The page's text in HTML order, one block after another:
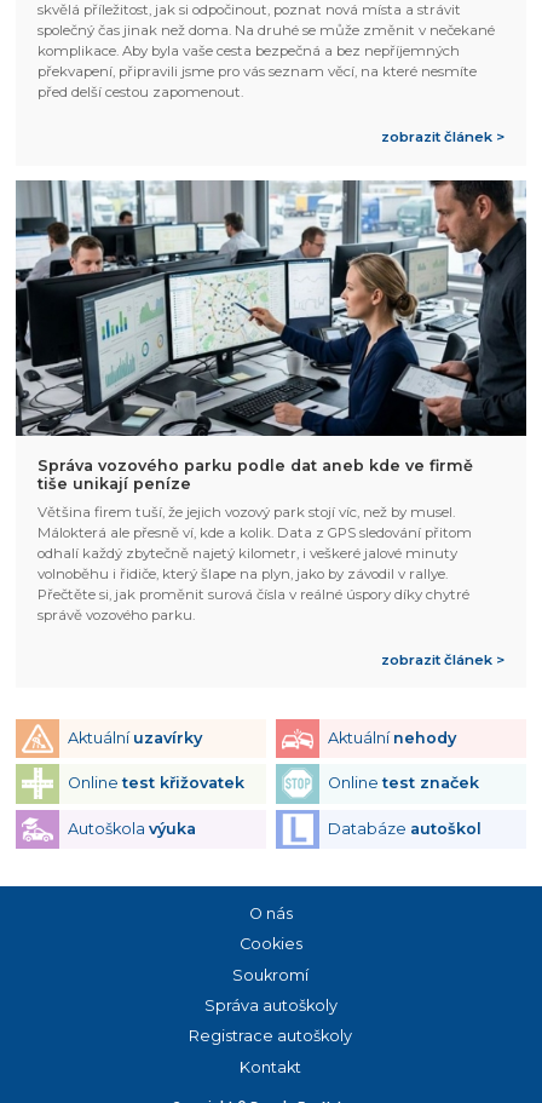
skvělá příležitost, jak si odpočinout, poznat nová místa a strávit
společný čas jinak než doma. Na druhé se může změnit v nečekané
komplikace. Aby byla vaše cesta bezpečná a bez nepříjemných
překvapení, připravili jsme pro vás seznam věcí, na které nesmíte
před delší cestou zapomenout.
zobrazit článek >
Správa vozového parku podle dat aneb kde ve firmě
tiše unikají peníze
Většina firem tuší, že jejich vozový park stojí víc, než by musel.
Málokterá ale přesně ví, kde a kolik. Data z GPS sledování přitom
odhalí každý zbytečně najetý kilometr, i veškeré jalové minuty
volnoběhu i řidiče, který šlape na plyn, jako by závodil v rallye.
Přečtěte si, jak proměnit surová čísla v reálné úspory díky chytré
správě vozového parku.
zobrazit článek >
Aktuální uzavírky Aktuální nehody
Onlinetest křižovatek Onlinetest značek
Autoškola výuka Databáze autoškol
O nás
Cookies
Soukromí
Správa autoškoly
Registrace autoškoly
Kontakt